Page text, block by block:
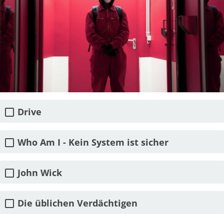
Drive
Who Am I - Kein System ist sicher
John Wick
Die üblichen Verdächtigen